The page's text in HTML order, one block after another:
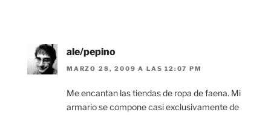
ale/pepino
MARZO 28, 2009 A LAS 12:07 PM
Me encantan las tiendas de ropa de faena. Mi
armario se compone casi exclusivamente de